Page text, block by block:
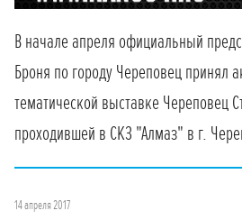
В начале апреля официальный
Броня по городу Череповец принял
тематической выставке Череповец
проходившей в СКЗ "Алмаз" в г.
14 апреля 2017